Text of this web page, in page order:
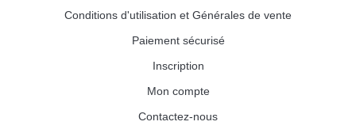
Conditions d'utilisation et Générales de vente
Paiement sécurisé
Inscription
Mon compte
Contactez-nous